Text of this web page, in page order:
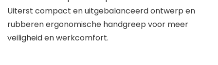
Uiterst compact en uitgebalanceerd ontwerp en
rubberen ergonomische handgreep voor meer
veiligheid en werkcomfort.